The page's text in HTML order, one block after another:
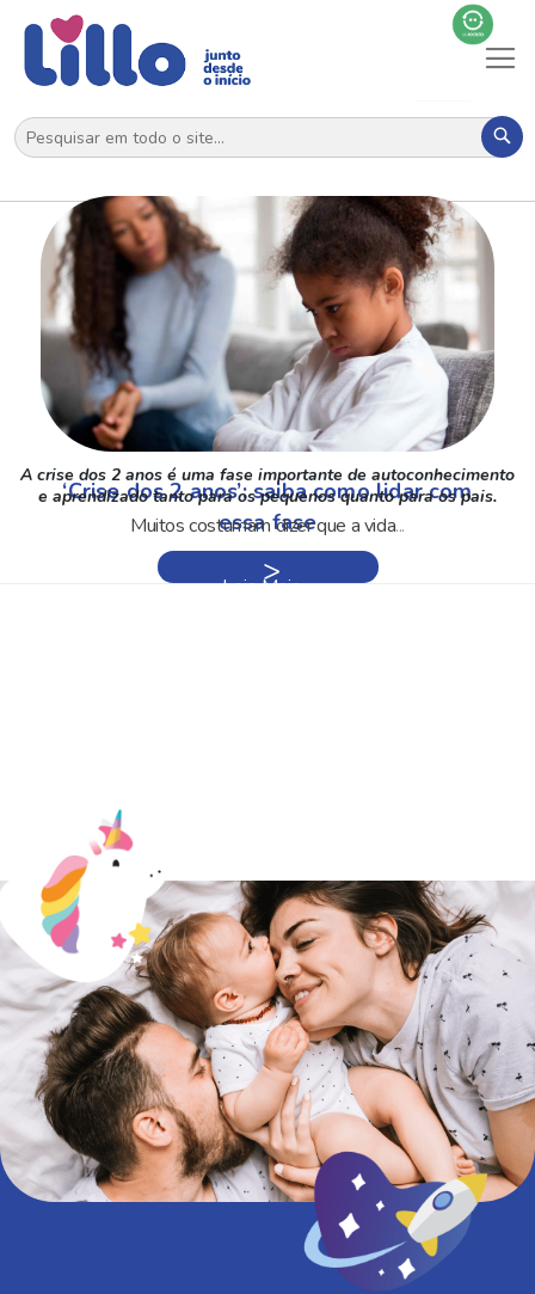
‘Crise dos 2 anos’: saiba como lidar com
essa fase
A crise dos 2 anos é uma fase importante de autoconhecimento
e aprendizado tanto para os pequenos quanto para os pais.
Muitos costumam dizer que a vida...
Leia Mais »